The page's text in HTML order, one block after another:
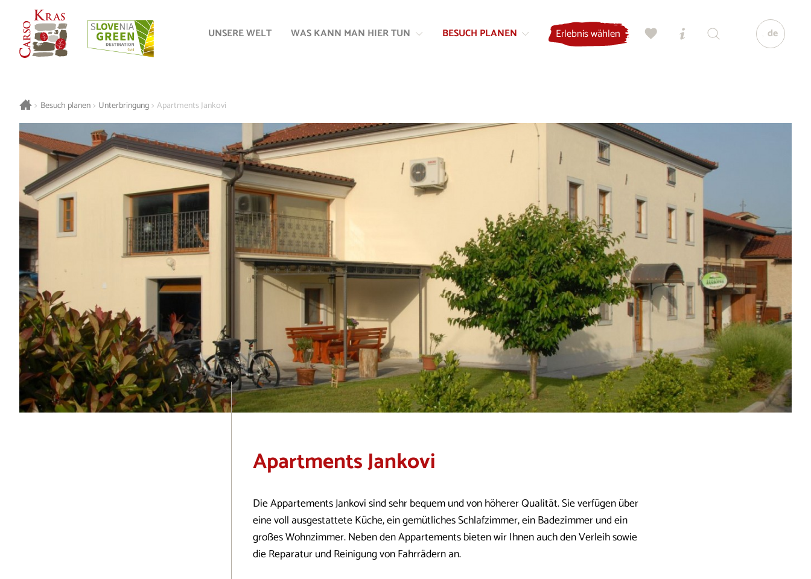
Inhalt
Navigation
UNSERE WELT WAS KANN MAN HIER TUN BESUCH PLANEN Erlebnis wählen de
> Besuch planen > Unterbringung > Apartments Jankovi
Apartments Jankovi
Die Appartements Jankovi sind sehr bequem und von höherer Qualität. Sie verfügen über
eine voll ausgestattete Küche, ein gemütliches Schlafzimmer, ein Badezimmer und ein
großes Wohnzimmer. Neben den Appartements bieten wir Ihnen auch den Verleih sowie
die Reparatur und Reinigung von Fahrrädern an.